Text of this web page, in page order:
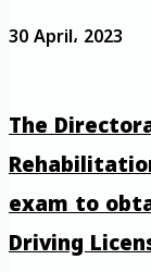
30 April، 2023
The
exam to
Driving